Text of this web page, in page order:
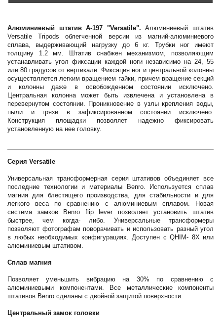
Алюминиевый штатив A-197 "Versatile".
Алюминиевый штатив
Versatile Tripods облегченной версии из магний-алюминиевого
сплава, выдерживающий нагрузку до 6 кг. Трубки ног имеют
толщину 1.2 мм. Штатив снабжен механизмом, позволяющим
устанавливать угол фиксации каждой ноги независимо на 24, 55
или 80 градусов от вертикали. Фиксация ног и центральной колонны
осуществляется легким вращением гайки, причем вращение секций
и колонны даже в освобожденном состоянии исключено.
Центральная колонна может быть извлечена и установлена в
перевернутом состоянии. Проникновение в узлы крепления воды,
пыли и грязи в зафиксированном состоянии исключено.
Конструкция площадки позволяет надежно фиксировать
установленную на нее головку.
Серия Versatile
Универсальная трансформерная серия штативов объединяет все
последние технологии и материалы Benro. Используется сплав
магния для блестящего производства, для стабильности и для
легкого веса по сравнению с алюминиевым сплавом. Новая
система замков Benro flip lever позволяет установить штатив
быстрее, чем когда- либо. Универсальные трансформеры
позволяют фотографам поворачивать и использовать разный угол
в любых необходимых конфигурациях. Доступен с QHIM- 8X или
алюминиевым штативом.
Cплав магния
Позволяет уменьшить вибрацию на 30% по сравнению с
алюминиевыми компонентами. Все металлические компоненты
штативов Benro сделаны с двойной защитой поверхности.
Центральный замок головки